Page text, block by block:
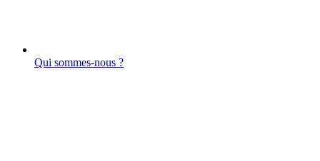
Qui sommes-nous ?